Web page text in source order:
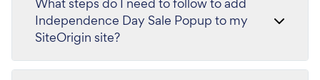
Independence Day Sale Popup to my
SiteOrigin site?